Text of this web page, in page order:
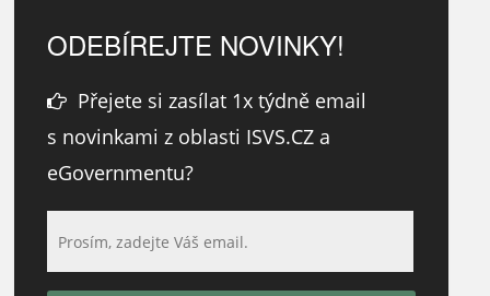
ODEBÍREJTE NOVINKY!
Přejete si zasílat 1x týdně email
s novinkami z oblasti ISVS.CZ a
eGovernmentu?